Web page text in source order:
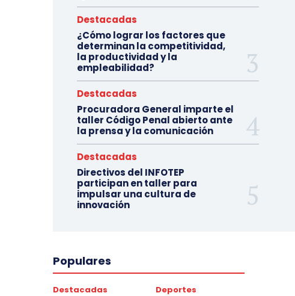
Destacadas
¿Cómo lograr los factores que
determinan la competitividad,
la productividad y la
empleabilidad?
Destacadas
Procuradora General imparte el
taller Código Penal abierto ante
la prensa y la comunicación
Destacadas
Directivos del INFOTEP
participan en taller para
impulsar una cultura de
innovación
Populares
Destacadas Deportes